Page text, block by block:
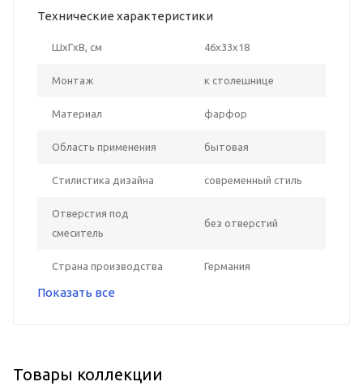
Технические характеристики
ШxГxВ, см 46x33x18
Монтаж к столешнице
Материал фарфор
Область применения бытовая
Стилистика дизайна современный стиль
Отверстия под
смеситель
без отверстий
Страна производства Германия
Показать все
Товары коллекции